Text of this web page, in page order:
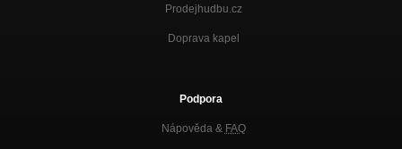
Prodejhudbu.cz
Doprava kapel
Podpora
Nápověda & FAQ